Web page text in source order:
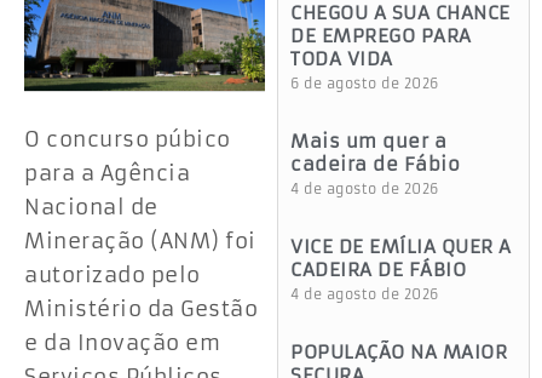
O concurso púbico
para a Agência
Nacional de
Mineração (ANM) foi
autorizado pelo
Ministério da Gestão
e da Inovação em
CHEGOU A SUA CHANCE
DE EMPREGO PARA
TODA VIDA
6 de agosto de 2026
Mais um quer a
cadeira de Fábio
4 de agosto de 2026
VICE DE EMÍLIA QUER A
CADEIRA DE FÁBIO
4 de agosto de 2026
POPULAÇÃO NA MAIOR